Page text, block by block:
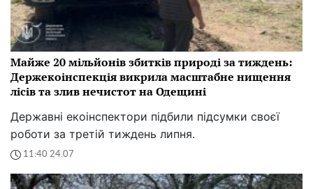
Майже 20 мільйонів збитків природі за тиждень:
Держекоінспекція викрила масштабне нищення
лісів та злив нечистот на Одещині
Державні екоінспектори підбили підсумки своєї
роботи за третій тиждень липня.
11:40 24.07